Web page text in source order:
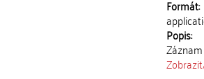
Formát:
Popis: